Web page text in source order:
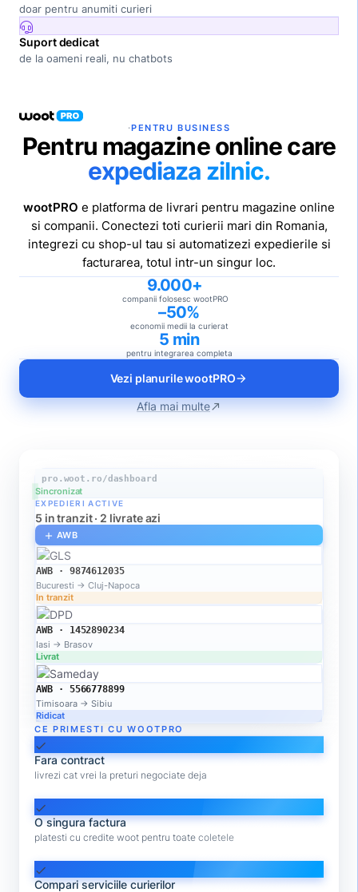
doar pentru anumiti curieri
Suport dedicat
de la oameni reali, nu chatbots
·PENTRU BUSINESS
Pentru magazine online care
expediaza zilnic.
wootPRO e platforma de livrari pentru magazine online
si companii. Conectezi toti curierii mari din Romania,
integrezi cu shop-ul tau si automatizezi expedierile si
facturarea, totul intr-un singur loc.
9.000+
companii folosesc wootPRO
–50%
economii medii la curierat
5 min
pentru integrarea completa
Vezi planurile wootPROarrow_forward
Afla mai multe north_east
pro.woot.ro/dashboard
Sincronizat
EXPEDIERI ACTIVE
5 in tranzit · 2 livrate azi
add AWB
AWB · 9874612035
Bucuresti → Cluj-Napoca
In tranzit
AWB · 1452890234
Iasi → Brasov
Livrat
AWB · 5566778899
Timisoara → Sibiu
Ridicat
CE PRIMESTI CU WOOTPRO
check
Fara contract
livrezi cat vrei la preturi negociate deja
check
O singura factura
platesti cu credite woot pentru toate coletele
check
Compari serviciile curierilor